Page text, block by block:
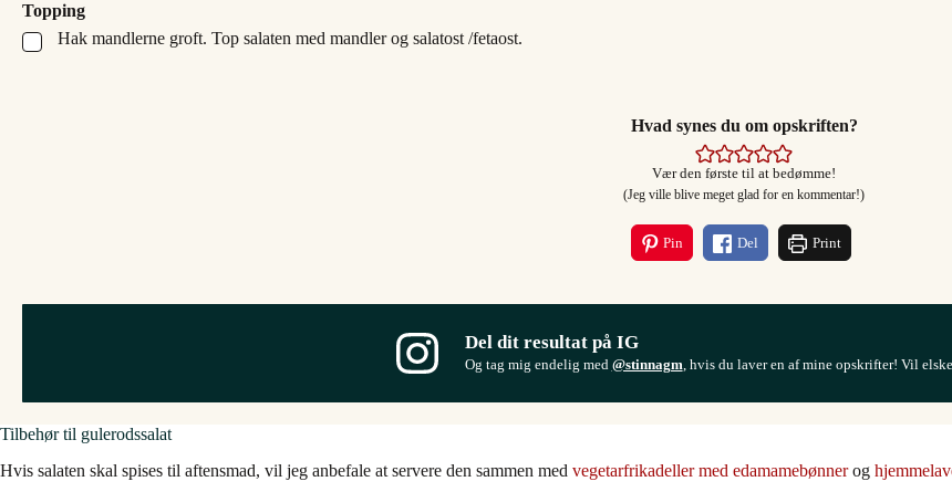
Topping
▢
Hak mandlerne groft. Top salaten med mandler og salatost /fetaost.
Hvad synes du om opskriften?
Vær den første til at bedømme!
(Jeg ville blive meget glad for en kommentar!)
Pin Del Print
Del dit resultat på IG
Og tag mig endelig med @stinnagm, hvis du laver en af mine opskrifter! Vil
Tilbehør til gulerodssalat
Hvis salaten skal spises til aftensmad, vil jeg anbefale at servere den sammen med vegetarfrikadeller med edamamebønnerog